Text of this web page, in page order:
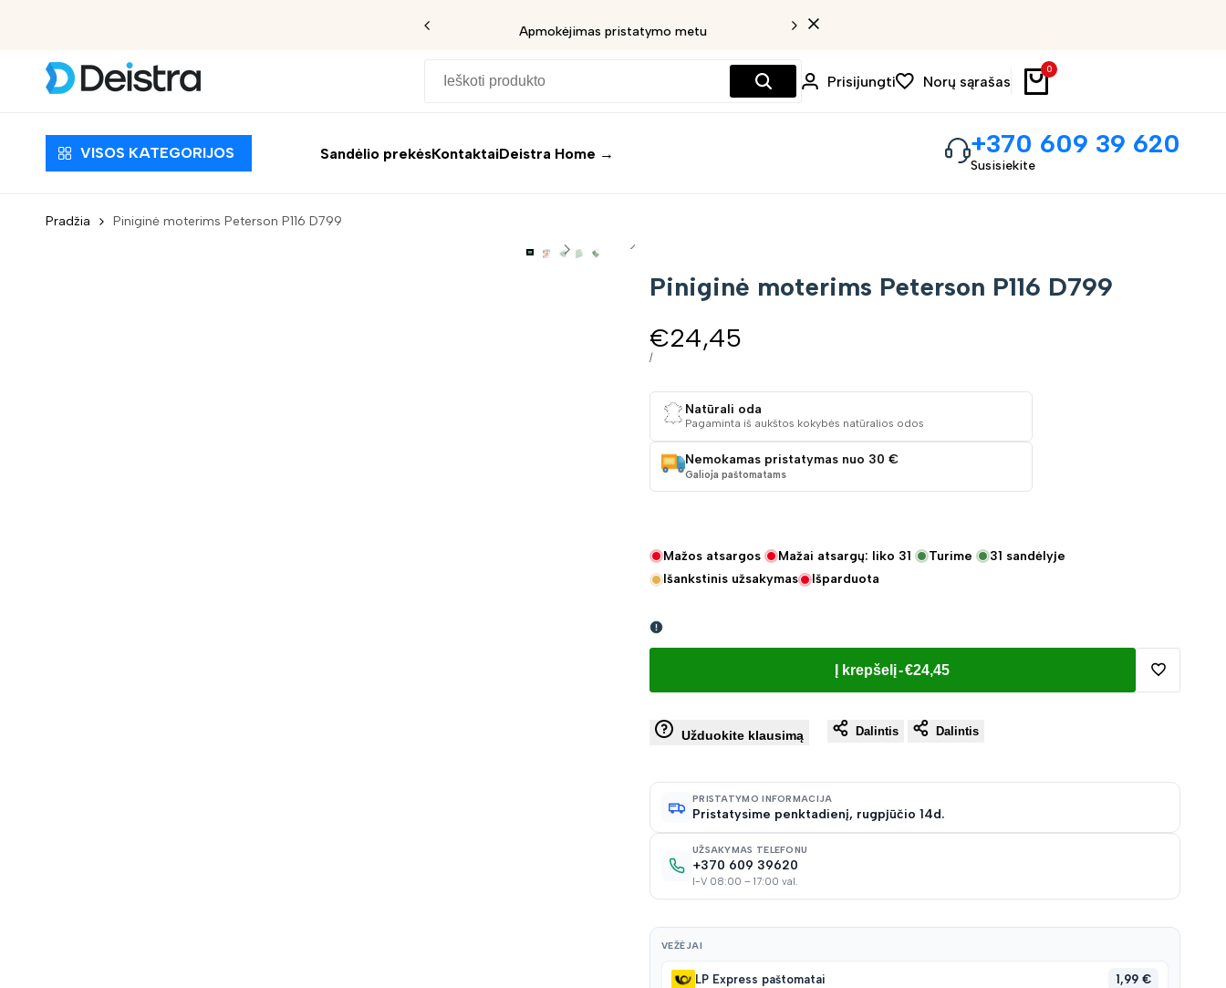
Apmokėjimas pristatymo metu
Prisijungti Norų sąrašas
0
VISOS KATEGORIJOS Sandėlio prekėsKontaktaiDeistra Home → +370 609 39 620
Susisiekite
Pradžia Piniginė moterims Peterson P116 D799
Piniginė moterims Peterson P116 D799
Pardavimo
kaina
€24,45
VIENETO
/
Natūrali oda
Pagaminta iš aukštos kokybės natūralios odos
Nemokamas pristatymas nuo 30 €
Galioja paštomatams
Mažos atsargos Mažai atsargų: liko 31 Turime 31 sandėlyje
Išankstinis užsakymas
Išparduota
Į krepšelį-€24,45
Pridėti
norų
sąrašą
Užduokite klausimą Dalintis Dalintis
PRISTATYMO INFORMACIJA
Pristatysime penktadienį, rugpjūčio 14d.
UŽSAKYMAS TELEFONU
+370 609 39620
I-V 08:00 – 17:00 val.
VEŽĖJAI
LP Express paštomatai 1,99 €